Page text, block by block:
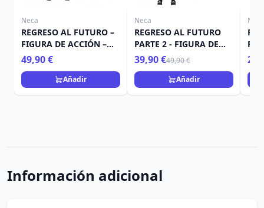
Neca
REGRESO AL FUTURO –
FIGURA DE ACCIÓN –
ULTIMATE BIFF TANNEN
49,90 €
Añadir
Neca
REGRESO AL FUTURO
PARTE 2 - FIGURA DE
ACCIÓN - ULTIMATE
GRIFF TANNEN
39,90 €49,90 €
Añadir
Neca
Información adicional